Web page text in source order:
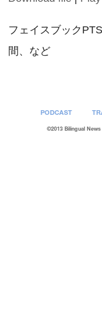
LINK
EMBED
フェイスブック
間、など
PODCAST
©2013 Bilingual News